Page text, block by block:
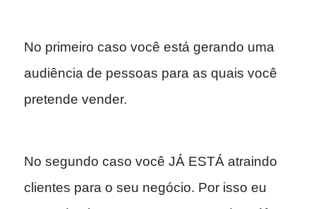
No primeiro caso você está gerando uma
audiência de pessoas para as quais você
pretende vender.
No segundo caso você JÁ ESTÁ atraindo
clientes para o seu negócio. Por isso eu